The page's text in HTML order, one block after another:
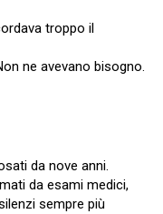
troppo il
ne avevano bisogno.
da nove anni.
da esami medici,
sempre più